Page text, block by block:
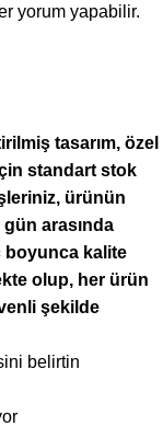
yorum yapabilir.
tasarım, özel
standart stok
ürünün
arasında
boyunca kalite
olup, her ürün
şekilde
belirtin